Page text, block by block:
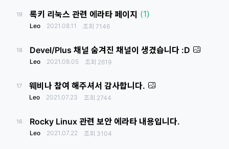
19 록키 리눅스 관련 에라타 페이지 (1)
Leo 2021.08.11 조회 7146
18 Devel/Plus 채널 숨겨진 채널이 생겼습니다 :D
Leo 2021.08.05 조회 2619
17 웨비나 참여 해주셔서 감사합니다.
Leo 2021.07.23 조회 2744
16 Rocky Linux 관련 보안 에라타 내용입니다.
Leo 2021.07.22 조회 3104